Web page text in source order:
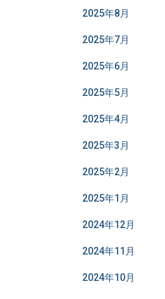
2025年8月
2025年7月
2025年6月
2025年5月
2025年4月
2025年3月
2025年2月
2025年1月
2024年12月
2024年11月
2024年10月